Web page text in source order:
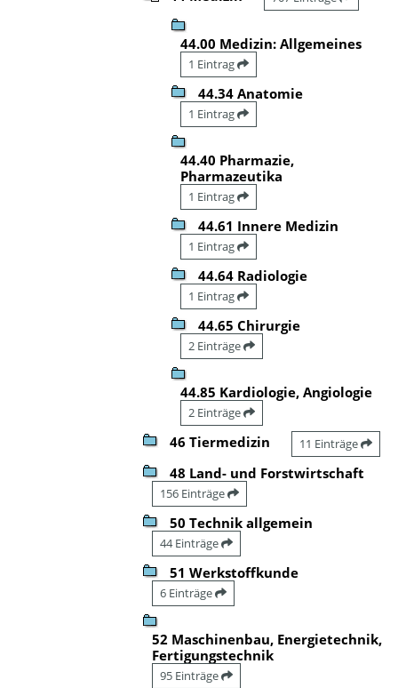
44.00 Medizin: Allgemeines
1 Eintrag
44.34 Anatomie
1 Eintrag
44.40 Pharmazie,
Pharmazeutika
1 Eintrag
44.61 Innere Medizin
1 Eintrag
44.64 Radiologie
1 Eintrag
44.65 Chirurgie
2 Einträge
44.85 Kardiologie, Angiologie
2 Einträge
46 Tiermedizin 11 Einträge
48 Land- und Forstwirtschaft
156 Einträge
50 Technik allgemein
44 Einträge
51 Werkstoffkunde
6 Einträge
52 Maschinenbau, Energietechnik,
Fertigungstechnik
95 Einträge